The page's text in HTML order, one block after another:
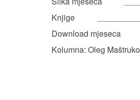
Knjige
Download mjeseca
Kolumna: Oleg Maštruko